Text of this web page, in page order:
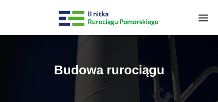
Budowa rurociągu